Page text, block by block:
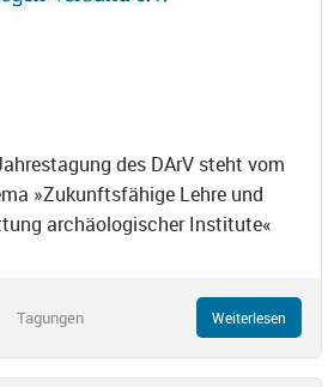
des DArV steht vom
»Zukunftsfähige Lehre und
archäologischer Institute«
Tagungen Weiterlesen